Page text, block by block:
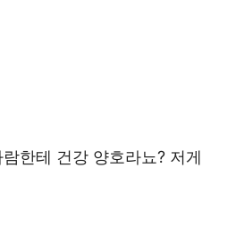
한테 건강 양호라뇨? 저게